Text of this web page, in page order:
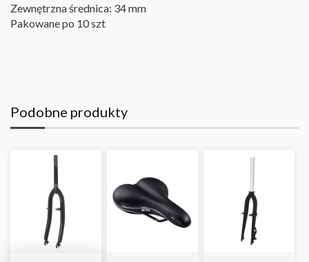
Zewnętrzna średnica: 34 mm
Pakowane po 10 szt
Podobne produkty